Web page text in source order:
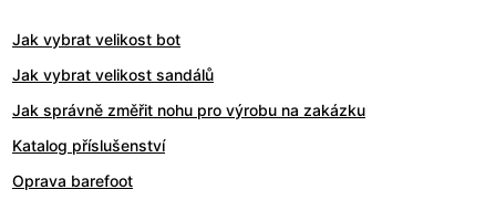
Jak vybrat velikost bot
Jak vybrat velikost sandálů
Jak správně změřit nohu pro výrobu na zakázku
Katalog příslušenství
Oprava barefoot